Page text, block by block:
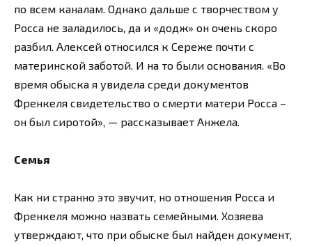
по всем каналам. Однако дальше с творчеством у
Росса не заладилось, да и «додж» он очень скоро
разбил. Алексей относился к Сереже почти с
материнской заботой. И на то были основания. «Во
время обыска я увидела среди документов
Френкеля свидетельство о смерти матери Росса –
он был сиротой», — рассказывает Анжела.
Семья
Как ни странно это звучит, но отношения Росса и
Френкеля можно назвать семейными. Хозяева
утверждают, что при обыске был найден документ,